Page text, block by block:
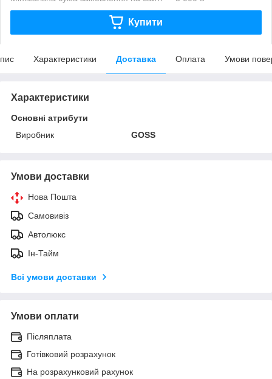
Купити
Характеристики Доставка Оплата Умови
Характеристики
Основні атрибути
Виробник
GOSS
Умови доставки
Нова Пошта
Самовивіз
Автолюкс
Ін-Тайм
Всі умови доставки
Умови оплати
Післяплата
Готівковий розрахунок
На розрахунковий рахунок